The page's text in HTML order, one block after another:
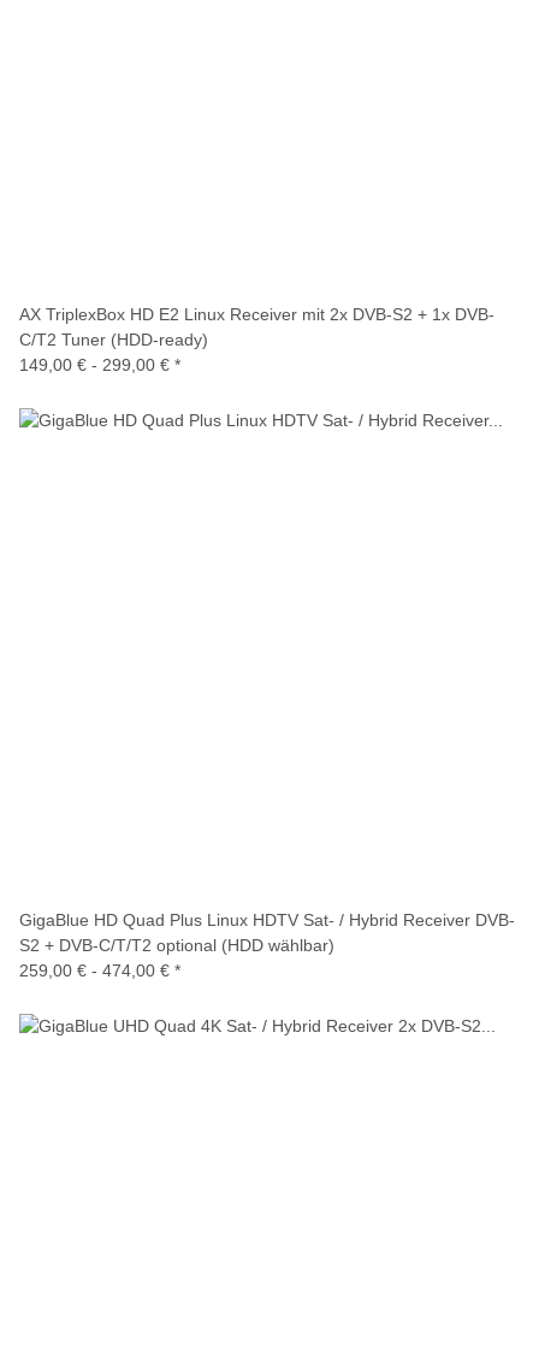
AX TriplexBox HD E2 Linux Receiver mit 2x DVB-S2 + 1x DVB-
C/T2 Tuner (HDD-ready)
149,00 € - 299,00 € *
GigaBlue HD Quad Plus Linux HDTV Sat- / Hybrid Receiver DVB-
S2 + DVB-C/T/T2 optional (HDD wählbar)
259,00 € - 474,00 € *